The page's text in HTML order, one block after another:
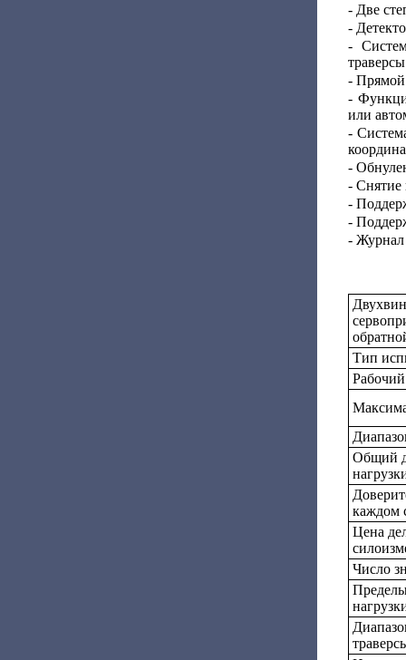
- Две
-
-
- Прямой
-
или
-
-
- Снятие
-
-
-
Тип
Общий
каждом
Цена
Число